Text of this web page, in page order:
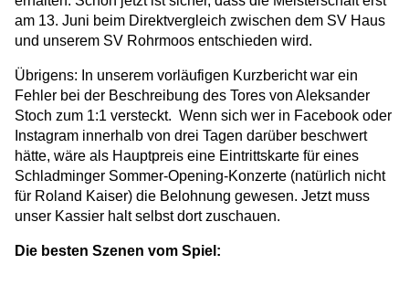
am 13. Juni beim Direktvergleich zwischen dem SV Haus
und unserem SV Rohrmoos entschieden wird.
Übrigens: In unserem vorläufigen Kurzbericht war ein
Fehler bei der Beschreibung des Tores von Aleksander
Stoch zum 1:1 versteckt. Wenn sich wer in Facebook oder
Instagram innerhalb von drei Tagen darüber beschwert
hätte, wäre als Hauptpreis eine Eintrittskarte für eines
Schladminger Sommer-Opening-Konzerte (natürlich nicht
für Roland Kaiser) die Belohnung gewesen. Jetzt muss
unser Kassier halt selbst dort zuschauen.
Die besten Szenen vom Spiel: